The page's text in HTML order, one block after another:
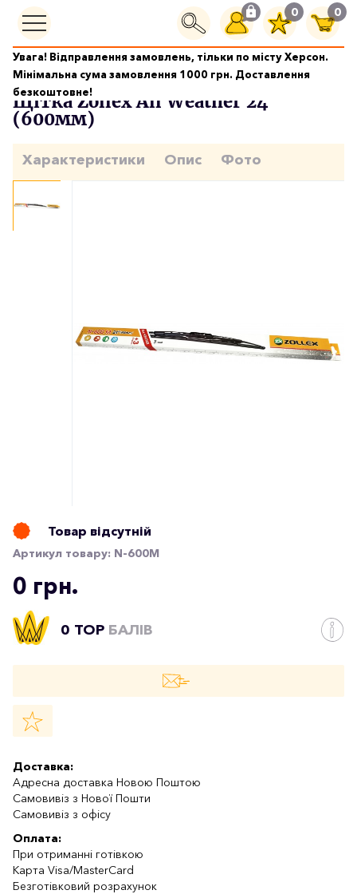
0 0
Увага! Відправлення замовлень, тільки по місту Херсон.
Мінімальна сума замовлення 1000 грн. Доставлення
безкоштовне!
Щітки склоочисників Щітка Zollex All Weather 24'' (600мм)
Щітка Zollex All Weather 24''
(600мм)
Характеристики Опис Фото
Товар відсутній
Артикул товару: N-600M
0 грн.
0 TOP БАЛІВ
Доставка:
Адресна доставка Новою Поштою
Самовивіз з Нової Пошти
Самовивіз з офісу
Оплата:
При отриманні готівкою
Карта Visa/MasterCard
Безготівковий розрахунок